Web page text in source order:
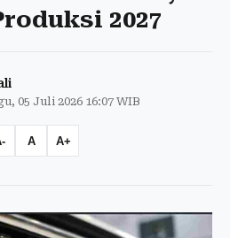
2027
05 Juli 2026 16:07 WIB
A A+